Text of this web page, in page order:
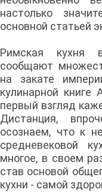
настолько
основной статьей
Римская кухня
сообщают
на закате
кулинарной книге
первый взгляд
Дистанция,
осознаем, что к
средневековой
многое, в своем
став основой
кухни - самой